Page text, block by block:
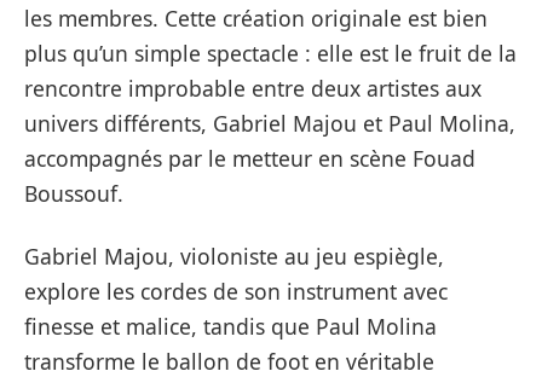
les membres. Cette création originale est bien
plus qu’un simple spectacle : elle est le fruit de la
rencontre improbable entre deux artistes aux
univers différents, Gabriel Majou et Paul Molina,
accompagnés par le metteur en scène Fouad
Boussouf.
Gabriel Majou, violoniste au jeu espiègle,
explore les cordes de son instrument avec
finesse et malice, tandis que Paul Molina
transforme le ballon de foot en véritable